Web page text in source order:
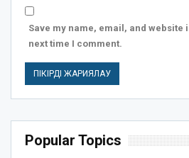
Save my name, email, and website
next time I comment.
Popular Topics